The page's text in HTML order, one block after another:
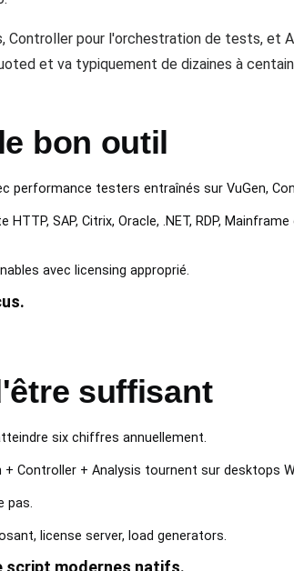
Controller pour l'orchestration de tests, et
et va typiquement de dizaines à
bon outil
performance testers entraînés sur VuGen,
HTTP, SAP, Citrix, Oracle, .NET, RDP,
avec licensing approprié.
suffisant
six chiffres annuellement.
+ Controller + Analysis tournent sur desktops
pas.
license server, load generators.
script modernes natifs.